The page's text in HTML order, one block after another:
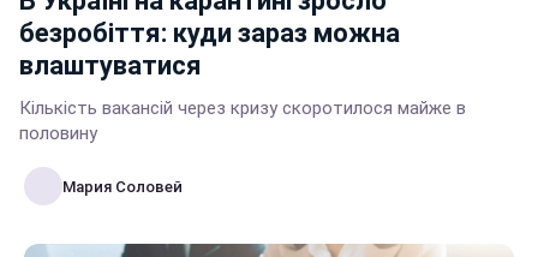
безробіття: куди зараз можна
влаштуватися
Кількість вакансій через кризу скоротилося майже в
половину
Мария Соловей